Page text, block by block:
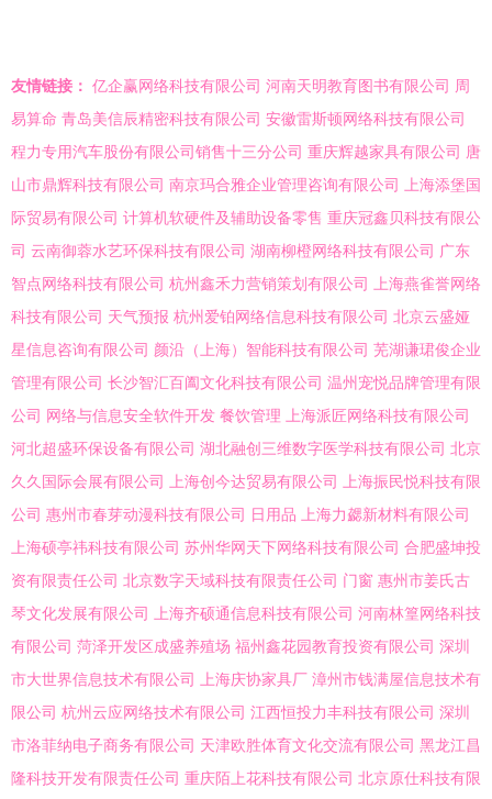
友情链接： 亿企赢网络科技有限公司 河南天明教育图书有限公司
周
易算命 青岛美信辰精密科技有限公司 安徽雷斯顿网络科技有限公司
程力专用汽车股份有限公司销售十三分公司 重庆辉越家具有限公司 唐
山市鼎辉科技有限公司 南京玛合雅企业管理咨询有限公司
上海添堡国
际贸易有限公司 计算机软硬件及辅助设备零售 重庆冠鑫贝科技有限公
司 云南御蓉水艺环保科技有限公司 湖南柳橙网络科技有限公司 广东
智点网络科技有限公司 杭州鑫禾力营销策划有限公司
上海燕雀誉网络
科技有限公司 天气预报 杭州爱铂网络信息科技有限公司 北京云盛娅
星信息咨询有限公司 颜沿（上海）智能科技有限公司 芜湖谦珺俊企业
管理有限公司 长沙智汇百阖文化科技有限公司 温州宠悦品牌管理有限
公司 网络与信息安全软件开发 餐饮管理
上海派匠网络科技有限公司
河北超盛环保设备有限公司 湖北融创三维数字医学科技有限公司 北京
久久国际会展有限公司
上海创今达贸易有限公司
上海振民悦科技有限
公司 惠州市春芽动漫科技有限公司 日用品
上海力勰新材料有限公司
上海硕亭祎科技有限公司 苏州华网天下网络科技有限公司 合肥盛坤投
资有限责任公司 北京数字天域科技有限责任公司 门窗 惠州市姜氏古
琴文化发展有限公司
上海齐硕通信息科技有限公司 河南林篁网络科技
有限公司 菏泽开发区成盛养殖场 福州鑫花园教育投资有限公司 深圳
市大世界信息技术有限公司
上海庆协家具厂 漳州市钱满屋信息技术有
限公司 杭州云应网络技术有限公司 江西恒投力丰科技有限公司 深圳
市洛菲纳电子商务有限公司 天津欧胜体育文化交流有限公司 黑龙江昌
隆科技开发有限责任公司 重庆陌上花科技有限公司 北京原仕科技有限